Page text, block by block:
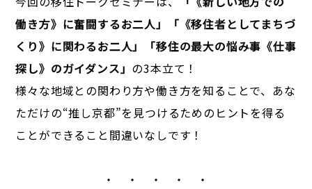
働き方》に奮闘するお二人」「《移住者としてまちづ
くり》に関わるお二人」「移住の最大の悩み事《仕事
探し》のガイダンス」 の3本立て！
様々な地域との関わり方や働き方を知ることで、あな
ただけの“推し京都”を見つけるためのヒントを得る
ことができること間違いなしです！
・ ・ ・ ・ ・